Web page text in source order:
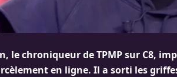
le chroniqueur de TPMP sur C8,
en ligne. Il a sorti les